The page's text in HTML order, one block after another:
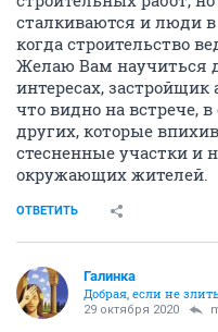
сталкиваются и люди
когда строительство
Желаю Вам научиться
интересах,
что видно на встрече,
других, которые
стесненные участки и
окружающих жителей.
ОТВЕТИТЬ
Галинка
Добрая, если не
29 октября 2020